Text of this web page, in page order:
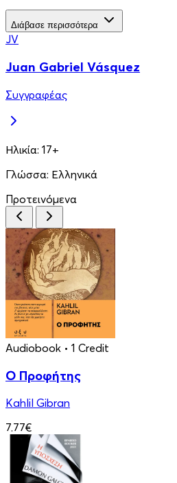
Διάβασε περισσότερα
JV
Juan Gabriel Vásquez
Συγγραφέας
Ηλικία: 17+
Γλώσσα: Ελληνικά
Προτεινόμενα
Audiobook • 1 Credit
Ο Προφήτης
Kahlil Gibran
7.77€